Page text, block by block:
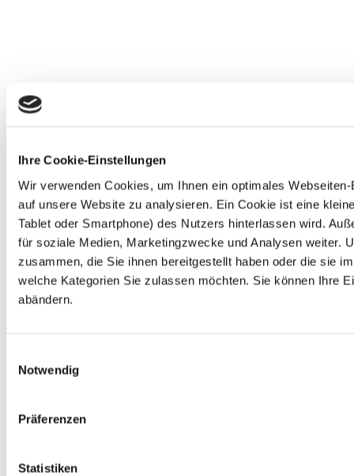
Ihre Cookie-Einstellungen
Wir verwenden Cookies, um Ihnen ein optimales
auf unsere Website zu analysieren. Ein Cookie ist eine
Tablet oder Smartphone) des Nutzers hinterlassen wird.
für soziale Medien, Marketingzwecke und Analysen weiter.
zusammen, die Sie ihnen bereitgestellt haben oder die sie
welche Kategorien Sie zulassen möchten. Sie können Ihre
abändern.
Notwendig
Präferenzen
Statistiken